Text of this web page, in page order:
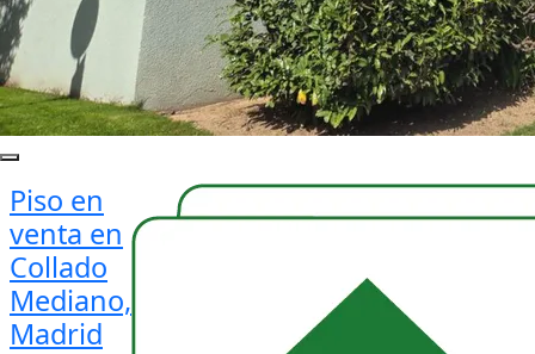
Piso en
venta en
Collado
Mediano,
Madrid